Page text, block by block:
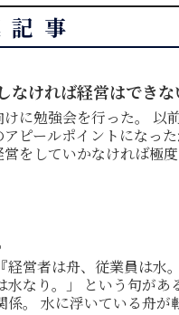
記事
ければ経営はできな
。 以前から道場生には「今までの
ピールポイントになっ
をしていかなければ極
いう句がある。 意訳すると、以下
り。 君主は舟で民衆は水の関係。 水